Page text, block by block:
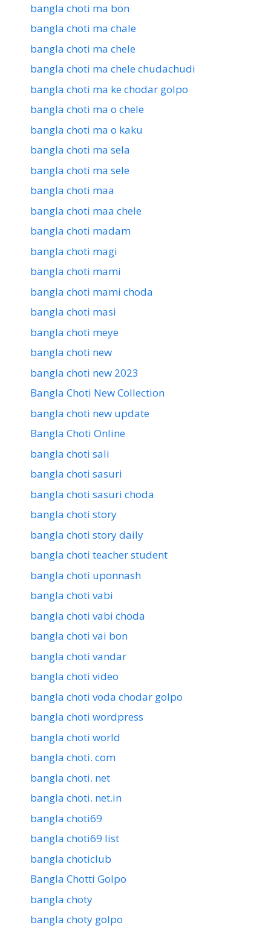
bangla choti ma bon
bangla choti ma chale
bangla choti ma chele
bangla choti ma chele chudachudi
bangla choti ma ke chodar golpo
bangla choti ma o chele
bangla choti ma o kaku
bangla choti ma sela
bangla choti ma sele
bangla choti maa
bangla choti maa chele
bangla choti madam
bangla choti magi
bangla choti mami
bangla choti mami choda
bangla choti masi
bangla choti meye
bangla choti new
bangla choti new 2023
Bangla Choti New Collection
bangla choti new update
Bangla Choti Online
bangla choti sali
bangla choti sasuri
bangla choti sasuri choda
bangla choti story
bangla choti story daily
bangla choti teacher student
bangla choti uponnash
bangla choti vabi
bangla choti vabi choda
bangla choti vai bon
bangla choti vandar
bangla choti video
bangla choti voda chodar golpo
bangla choti wordpress
bangla choti world
bangla choti. com
bangla choti. net
bangla choti. net.in
bangla choti69
bangla choti69 list
bangla choticlub
Bangla Chotti Golpo
bangla choty
bangla choty golpo